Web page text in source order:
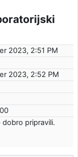
2023, 2:51 PM
2023, 2:52 PM
pripravili.